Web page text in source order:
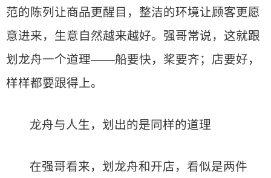
范的陈列让商品更醒目，整洁的环境让顾客更愿
意进来，生意自然越来越好。强哥常说，这就跟
划龙舟一个道理——船要快，桨要齐；店要好，
样样都要跟得上。
龙舟与人生，划出的是同样的道理
在强哥看来，划龙舟和开店，看似是两件